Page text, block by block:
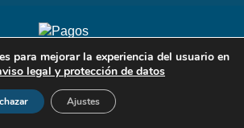
para mejorar la experiencia del usuario en
legal y protección de datos
Ajustes